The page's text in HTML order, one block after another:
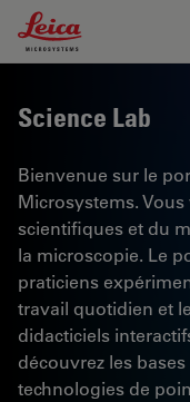
Leica Microsystems
Science Lab
Bienvenue sur le
Microsystems.
scientifiques et du
la microscopie. Le
praticiens
travail quotidien et
didacticiels
découvrez les
technologies de